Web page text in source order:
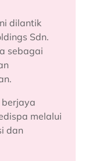
dilantik
Sdn.
sebagai
berjaya
melalui
dan